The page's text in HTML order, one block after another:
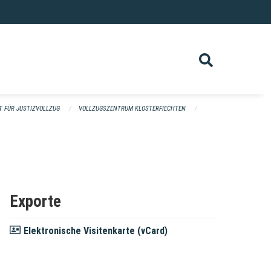
FÜR JUSTIZVOLLZUG
VOLLZUGSZENTRUM KLOSTERFIECHTEN
Exporte
Elektronische Visitenkarte (vCard)